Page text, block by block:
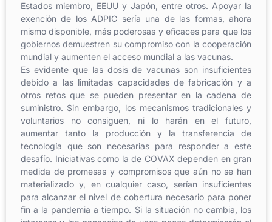
Estados miembro, EEUU y Japón, entre otros. Apoyar la
exención de los ADPIC sería una de las formas, ahora
mismo disponible, más poderosas y eficaces para que los
gobiernos demuestren su compromiso con la cooperación
mundial y aumenten el acceso mundial a las vacunas.
Es evidente que las dosis de vacunas son insuficientes
debido a las limitadas capacidades de fabricación y a
otros retos que se pueden presentar en la cadena de
suministro. Sin embargo, los mecanismos tradicionales y
voluntarios no consiguen, ni lo harán en el futuro,
aumentar tanto la producción y la transferencia de
tecnología que son necesarias para responder a este
desafío. Iniciativas como la de COVAX dependen en gran
medida de promesas y compromisos que aún no se han
materializado y, en cualquier caso, serían insuficientes
para alcanzar el nivel de cobertura necesario para poner
fin a la pandemia a tiempo. Si la situación no cambia, los